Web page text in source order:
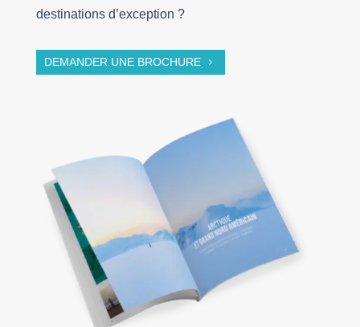
destinations d’exception ?
DEMANDER UNE BROCHURE